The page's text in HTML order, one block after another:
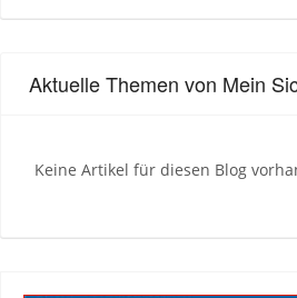
Aktuelle Themen von Mein
Keine Artikel für diesen Blog